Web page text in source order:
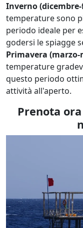
Inverno
temperature sono
periodo ideale per
godersi le spiagge
Primavera
temperature
questo periodo
attività all'aperto.
Prenota